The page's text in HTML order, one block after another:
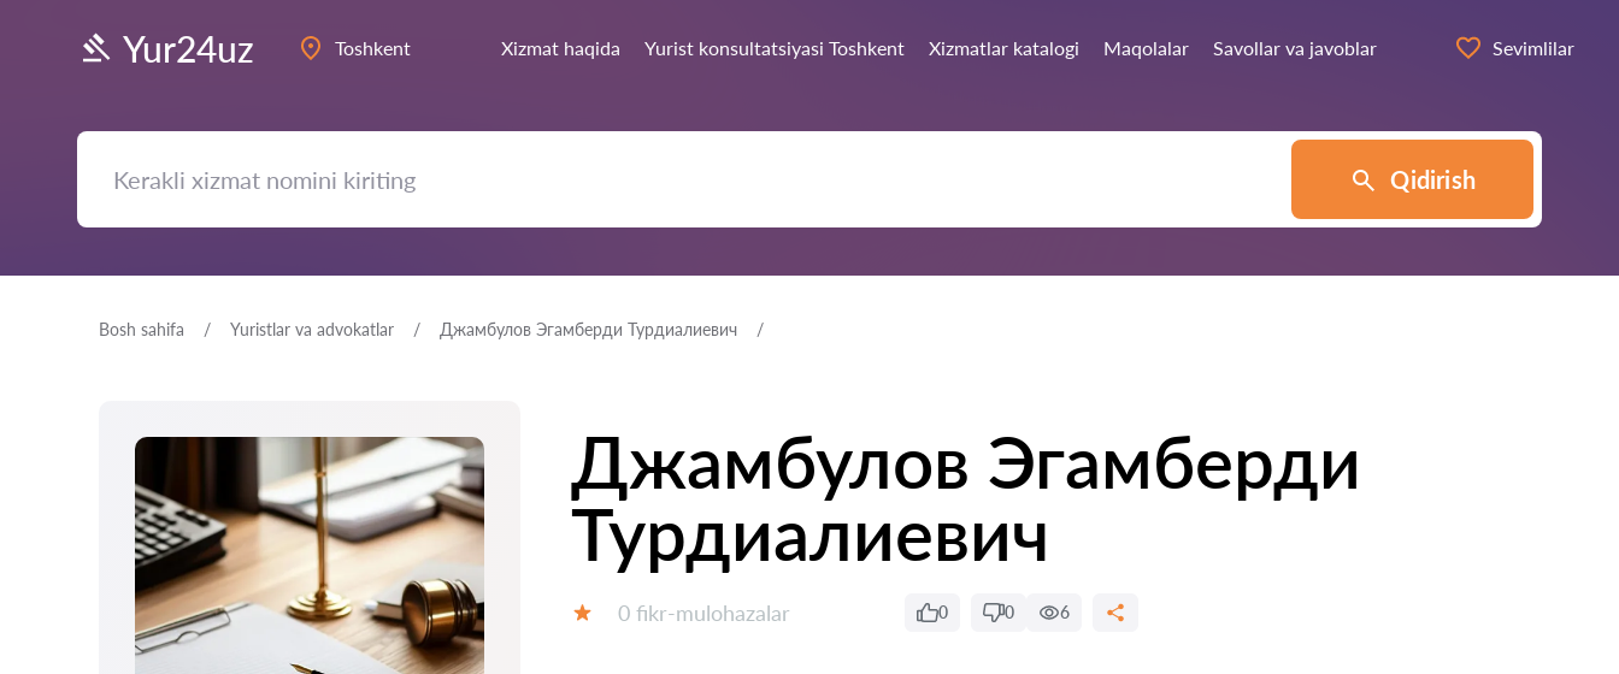
Yur24uz Toshkent Xizmat haqida Yurist konsultatsiyasi Toshkent Xizmatlar katalogi Maqolalar Savollar va javoblar Sevimlilar
Qidirish
Bosh sahifa Yuristlar va advokatlar Джамбулов Эгамберди Турдиалиевич
Джамбулов Эгамберди
Турдиалиевич
Fikrlar:
0 fikr-mulohazalar 0 0 6